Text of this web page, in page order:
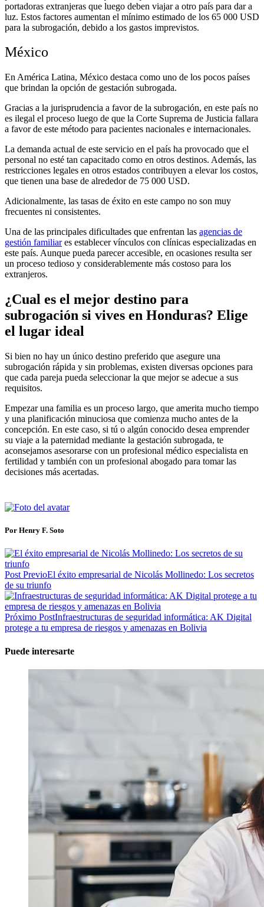
portadoras extranjeras que luego deben viajar a otro país para dar a
luz. Estos factores aumentan el mínimo estimado de los 65 000 USD
para la subrogación, debido a los gastos imprevistos.
México
En América Latina, México destaca como uno de los pocos países
que brindan la opción de gestación subrogada.
Gracias a la jurisprudencia a favor de la subrogación, en este país no
es ilegal el proceso luego de que la Corte Suprema de Justicia fallara
a favor de este método para pacientes nacionales e internacionales.
La demanda actual de este servicio en el país ha provocado que el
personal no esté tan capacitado como en otros destinos. Además, las
restricciones legales en otros estados contribuyen a elevar los costos,
que tienen una base de alrededor de 75 000 USD.
Adicionalmente, las tasas de éxito en este campo no son muy
frecuentes ni consistentes.
Una de las principales dificultades que enfrentan las agencias de
gestión familiares establecer vínculos con clínicas especializadas en
este país. Aunque pueda parecer accesible, en ocasiones resulta ser
un proceso tedioso y considerablemente más costoso para los
extranjeros.
¿Cual es el mejor destino para
subrogación si vives en Honduras? Elige
el lugar ideal
Si bien no hay un único destino preferido que asegure una
subrogación rápida y sin problemas, existen diversas opciones para
que cada pareja pueda seleccionar la que mejor se adecue a sus
requisitos.
Empezar una familia es un proceso largo, que amerita mucho tiempo
y una planificación minuciosa que comienza mucho antes de la
concepción. En este caso, si tú o algún conocido desea emprender
su viaje a la paternidad mediante la gestación subrogada, te
aconsejamos asesorarse con un profesional médico especialista en
fertilidad y también con un profesional abogado para tomar las
decisiones más acertadas.
Por Henry F. Soto
Post PrevioEl éxito empresarial de Nicolás Mollinedo: Los secretos
de su triunfo
Próximo PostInfraestructuras de seguridad informática: AK Digital
protege a tu empresa de riesgos y amenazas en Bolivia
Puede interesarte